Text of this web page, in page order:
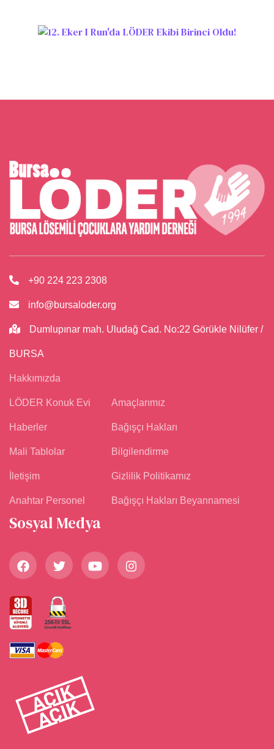
+90 224 223 2308
info@bursaloder.org
Dumlupınar mah. Uludağ Cad. No:22 Görükle Nilüfer /
BURSA
Hakkımızda
LÖDER Konuk Evi
Haberler
Mali Tablolar
İletişim
Anahtar Personel
Amaçlarımız
Bağışçı Hakları
Bilgilendirme
Gizlilik Politikamız
Bağışçı Hakları Beyannamesi
Sosyal Medya